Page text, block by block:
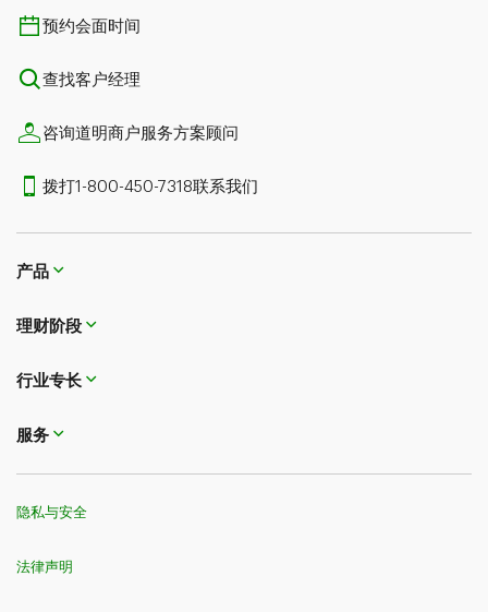
预约会面时间
查找客户经理
咨询道明商户服务方案顾问
拨打1-800-450-7318联系我们
产品
理财阶段
行业专长
服务
隐私与安全
法律声明